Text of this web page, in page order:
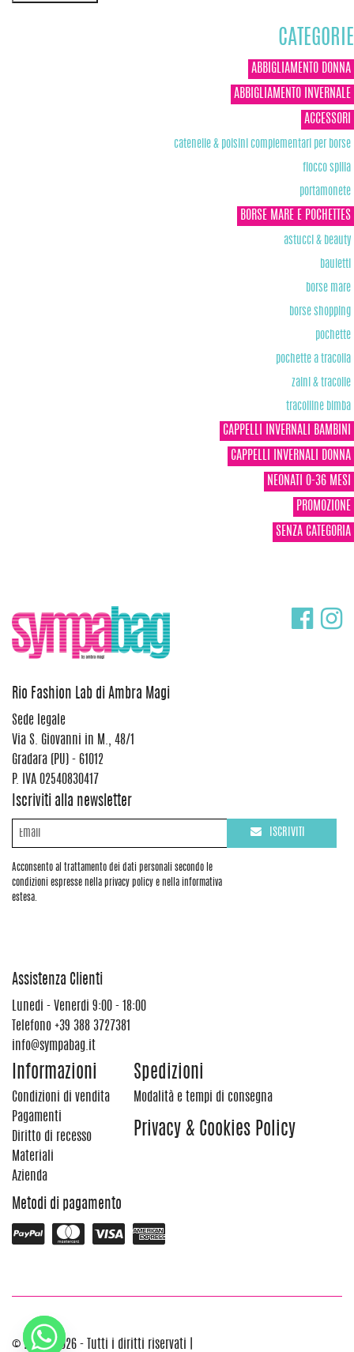
CATEGORIE
ABBIGLIAMENTO DONNA
ABBIGLIAMENTO INVERNALE
ACCESSORI
catenelle & polsini complementari per borse
fiocco spilla
portamonete
BORSE MARE E POCHETTES
astucci & beauty
bauletti
borse mare
borse shopping
pochette
pochette a tracolla
zaini & tracolle
tracolline bimba
CAPPELLI INVERNALI BAMBINI
CAPPELLI INVERNALI DONNA
NEONATI 0-36 MESI
PROMOZIONE
SENZA CATEGORIA
Rio Fashion Lab di Ambra Magi
Sede legale
Via S. Giovanni in M., 48/1
Gradara (PU) - 61012
P. IVA 02540830417
Iscriviti alla newsletter
Acconsento al trattamento dei dati personali secondo le
condizioni espresse nella privacy policy e nella informativa
estesa.
ISCRIVITI
Assistenza Clienti
Lunedi - Venerdi 9:00 - 18:00
Telefono +39 388 3727381
info@sympabag.it
Informazioni
Condizioni di vendita
Pagamenti
Diritto di recesso
Materiali
Azienda
Spedizioni
Modalità e tempi di consegna
Privacy & Cookies Policy
Metodi di pagamento
© 2012 - 2026 - Tutti i diritti riservati |